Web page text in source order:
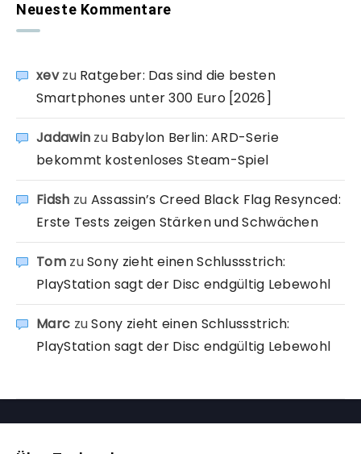
Neueste Kommentare
xevzu Ratgeber: Das sind die besten
Smartphones unter 300 Euro [2026]
Jadawin zu Babylon Berlin: ARD-Serie
bekommt kostenloses Steam-Spiel
Fidsh zu Assassin’s Creed Black Flag Resynced:
Erste Tests zeigen Stärken und Schwächen
TomzuSony zieht einen Schlussstrich:
PlayStation sagt der Disc endgültig Lebewohl
Marc zuSony zieht einen Schlussstrich:
PlayStation sagt der Disc endgültig Lebewohl